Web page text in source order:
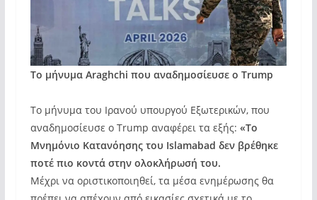
Το μήνυμα Araghchi που αναδημοσίευσε ο Trump
Το μήνυμα του Ιρανού υπουργού Εξωτερικών, που
αναδημοσίευσε ο Trump αναφέρει τα εξής: «Το
Μνημόνιο Κατανόησης του Islamabad δεν βρέθηκε
ποτέ πιο κοντά στην ολοκλήρωσή του.
Μέχρι να οριστικοποιηθεί, τα μέσα ενημέρωσης θα